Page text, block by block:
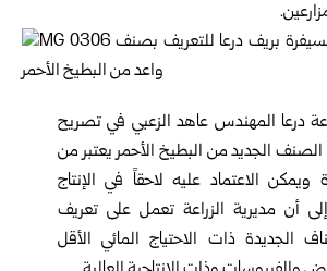
درعا المهندس عاهد الزعبي في تصريح
الجديد من البطيخ الأحمر يعتبر من
ويمكن الاعتماد عليه لاحقاً في الإنتاج
إلى أن مديرية الزراعة تعمل على تعريف
الجديدة ذات الاحتياج المائي الأقل